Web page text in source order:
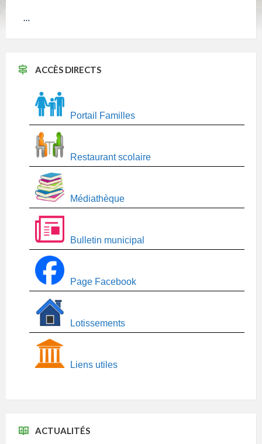
…
ACCÈS DIRECTS
Portail Familles
Restaurant scolaire
Médiathèque
Bulletin municipal
Page Facebook
Lotissements
Liens utiles
ACTUALITÉS